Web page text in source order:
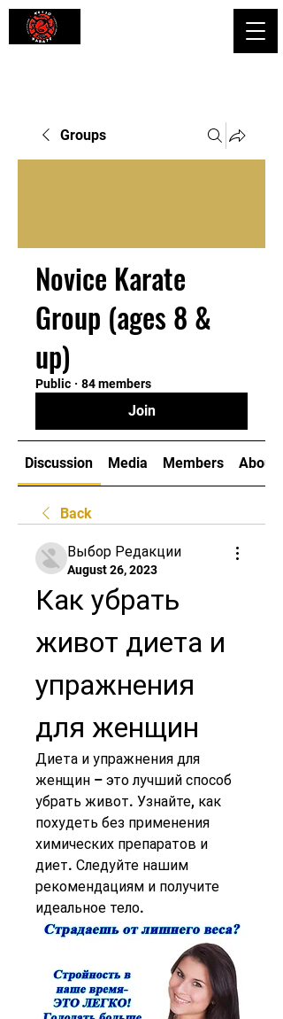
Groups
Novice Karate
Group (ages 8 &
up)
Public · 84 members
Join
Discussion Media Members About
Back
Выбор Редакции
August 26, 2023
Как убрать
живот диета и
упражнения
для женщин
Диета и упражнения для
женщин – это лучший способ
убрать живот. Узнайте, как
похудеть без применения
химических препаратов и
диет. Следуйте нашим
рекомендациям и получите
идеальное тело.